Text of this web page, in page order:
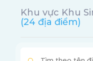
Khu vực Khu
(24 địa điểm)